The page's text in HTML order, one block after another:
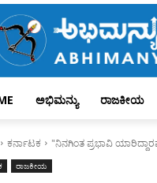
ಅಭಿಮನ್ಯು ರಾಜಕೀಯ
ಕರ್ನಾಟಕ "ನಿನಗಿಂತ ಪ್ರಭಾವಿ
ರಾಜಕೀಯ